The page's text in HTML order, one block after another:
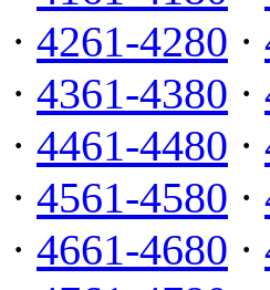
· 4261-4280 ·
· 4361-4380 ·
· 4461-4480 ·
· 4561-4580 ·
· 4661-4680 ·